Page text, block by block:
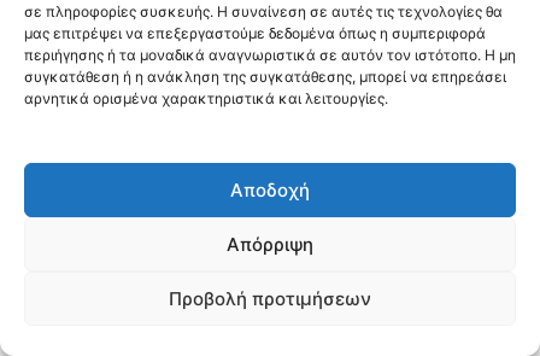
σε πληροφορίες συσκευής. Η συναίνεση σε αυτές τις τεχνολογίες θα
μας επιτρέψει να επεξεργαστούμε δεδομένα όπως η συμπεριφορά
περιήγησης ή τα μοναδικά αναγνωριστικά σε αυτόν τον ιστότοπο. Η μη
συγκατάθεση ή η ανάκληση της συγκατάθεσης, μπορεί να επηρεάσει
αρνητικά ορισμένα χαρακτηριστικά και λειτουργίες.
Αποδοχή
Απόρριψη
Προβολή προτιμήσεων
Κοινοποίηση:
@2026 3ype.gr All rights reserved
email: 3ype@3ype.gr
Website Visits: